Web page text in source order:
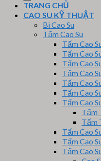
TRANG CHỦ
CAO SU KỸ THUẬT
Bi Cao Su
Tấm Cao Su
Tấm Cao
Tấm Cao
Tấm Cao
Tấm Cao
Tấm Cao
Tấm Cao
Tấm Cao
Tấm
Tấm
Tấm Cao
Tấm Cao
Tấm Cao